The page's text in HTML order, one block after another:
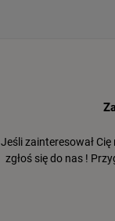
Jeśli zainteresował
zgłoś się do nas !